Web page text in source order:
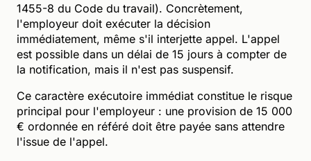
1455-8 du Code du travail). Concrètement,
l'employeur doit exécuter la décision
immédiatement, même s'il interjette appel. L'appel
est possible dans un délai de 15 jours à compter de
la notification, mais il n'est pas suspensif.
Ce caractère exécutoire immédiat constitue le risque
principal pour l'employeur : une provision de 15 000
€ ordonnée en référé doit être payée sans attendre
l'issue de l'appel.